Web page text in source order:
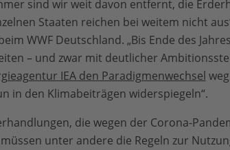
sind wir weit davon entfernt, die
Staaten reichen bei weitem nicht
WWF Deutschland. „Bis Ende des
– und zwar mit deutlicher
IEA den Paradigmenwechsel
in den Klimabeiträgen widerspiegeln“.
die wegen der Corona-
unter andere die Regeln zur